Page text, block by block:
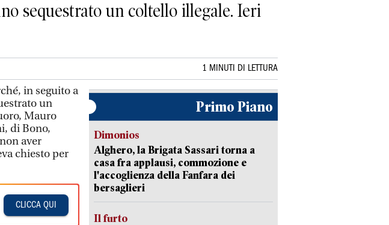
sequestrato un coltello illegale. Ieri
1 MINUTI DI LETTURA
in seguito a
un
Mauro
di Bono,
aver
chiesto per
CLICCA QUI
Primo Piano
Dimonios
Alghero, la Brigata Sassari torna a
casa fra applausi, commozione e
l'accoglienza della Fanfara dei
bersaglieri
Il furto